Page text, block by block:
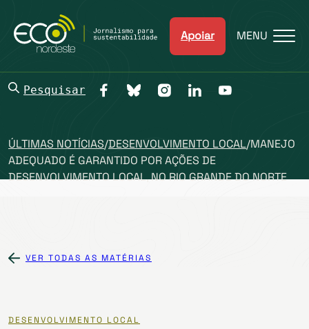
Apoiar MENU
Pesquisar
ÚLTIMAS NOTÍCIAS/DESENVOLVIMENTO LOCAL/MANEJO
ADEQUADO É GARANTIDO POR AÇÕES DE
DESENVOLVIMENTO LOCAL, NO RIO GRANDE DO NORTE
VER TODAS AS MATÉRIAS
DESENVOLVIMENTO LOCAL